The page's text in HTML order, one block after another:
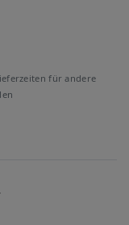
für andere